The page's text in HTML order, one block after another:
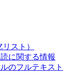
スト）
に関する情報
のフルテキスト